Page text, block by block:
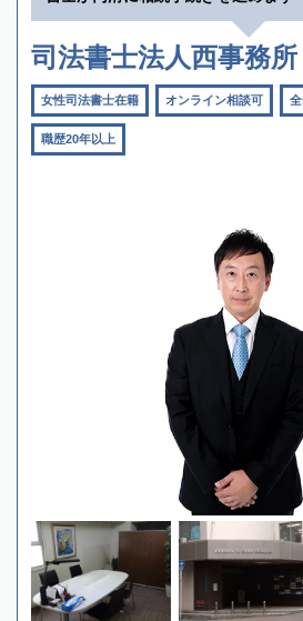
司法書士法人西事務所
女性司法書士在籍 オンライン相談可
職歴20年以上